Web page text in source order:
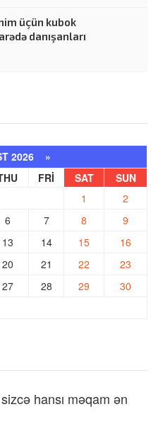
üçün kubok
danışanları
2026 »
FRI SAT
SUN
1
2
6 7 8
9
13 14 15
16
20 21 22
23
27 28 29
30
hansı məqam ən